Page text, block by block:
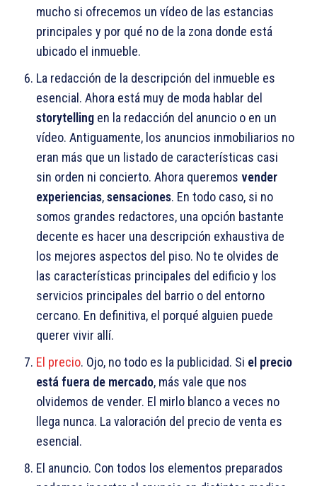
mucho si ofrecemos un vídeo de las estancias
principales y por qué no de la zona donde está
ubicado el inmueble.
La redacción de la descripción del inmueble es
esencial. Ahora está muy de moda hablar del
storytelling en la redacción del anuncio o en un
vídeo. Antiguamente, los anuncios inmobiliarios no
eran más que un listado de características casi
sin orden ni concierto. Ahora queremos vender
experiencias,sensaciones. En todo caso, si no
somos grandes redactores, una opción bastante
decente es hacer una descripción exhaustiva de
los mejores aspectos del piso. No te olvides de
las características principales del edificio y los
servicios principales del barrio o del entorno
cercano. En definitiva, el porqué alguien puede
querer vivir allí.
El precio. Ojo, no todo es la publicidad. Si el precio
está fuera de mercado, más vale que nos
olvidemos de vender. El mirlo blanco a veces no
llega nunca. La valoración del precio de venta es
esencial.
El anuncio. Con todos los elementos preparados